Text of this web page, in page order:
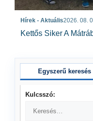
Hírek - Aktuális2026. 08.
Kettős Siker A
Egyszerű keresés
Kulcsszó: